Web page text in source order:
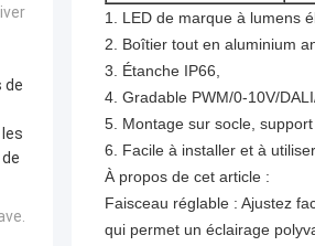
de
1. LED de marque à lumens
2. Boîtier tout en aluminium
3. Étanche IP66,
4. Gradable PWM/0-10V/
5. Montage sur socle,
6. Facile à installer et à
À propos de cet article :
Faisceau réglable : Ajustez
qui permet un éclairage